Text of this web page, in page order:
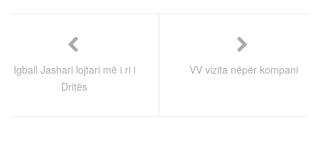
Igball Jashari lojtari më i ri i
Dritës
VV vizita nëpër kompani